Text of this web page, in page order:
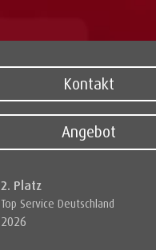
Kontakt
Angebot
2. Platz
Top Service Deutschland
2026